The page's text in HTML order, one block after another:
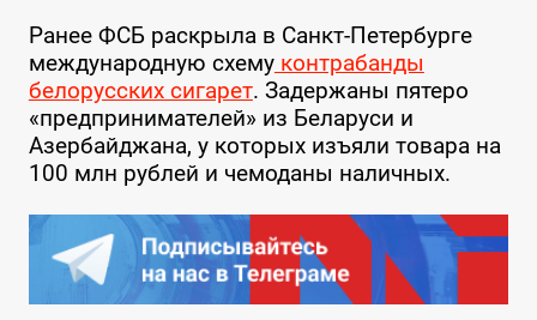
Ранее ФСБ раскрыла в Санкт-Петербурге
международную схемуконтрабанды
белорусских сигарет. Задержаны пятеро
«предпринимателей» из Беларуси и
Азербайджана, у которых изъяли товара на
100 млн рублей и чемоданы наличных.